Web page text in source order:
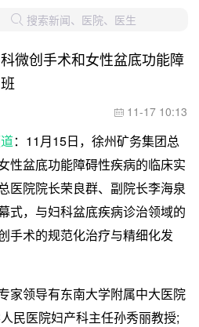
 搜索新闻、医院、医生
微创手术和女性盆底功能障
 11-17 10:13
：11月15日，徐州矿务集团总
性盆底功能障碍性疾病的临床实
医院院长荣良群、副院长李海泉
式，与妇科盆底疾病诊治领域的
手术的规范化治疗与精细化发
领导有东南大学附属中大医院
民医院妇产科主任孙秀丽教授;